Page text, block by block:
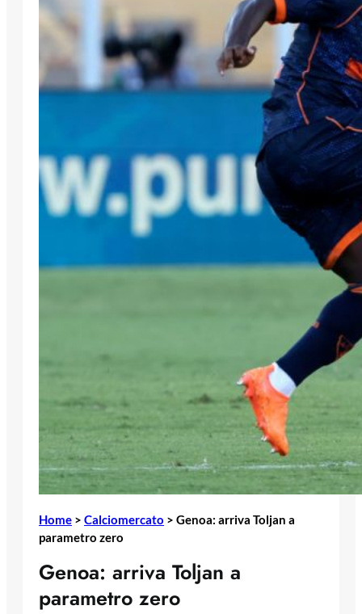
Home > Calciomercato > Genoa: arriva Toljan a
parametro zero
Genoa: arriva Toljan a
parametro zero